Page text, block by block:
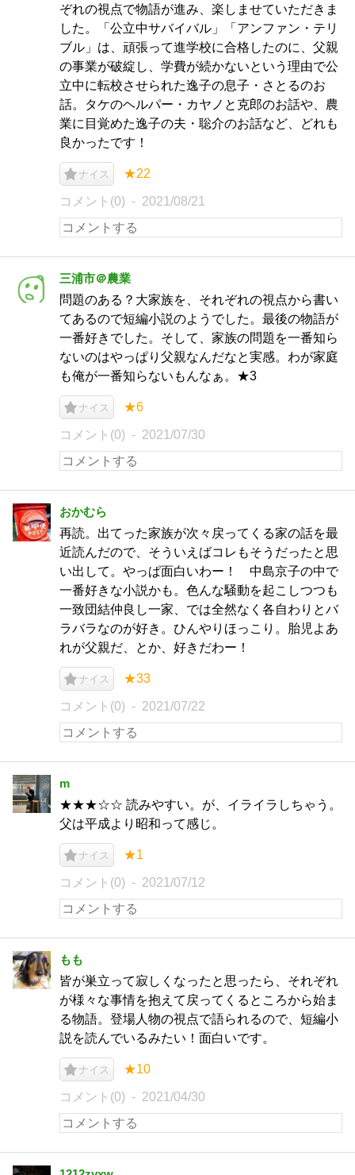
ぞれの視点で物語が進み、楽しませていただきま
した。「公立中サバイバル」「アンファン・テリ
ブル」は、頑張って進学校に合格したのに、父親
の事業が破綻し、学費が続かないという理由で公
立中に転校させられた逸子の息子・さとるのお
話。タケのヘルパー・カヤノと克郎のお話や、農
業に目覚めた逸子の夫・聡介のお話など、どれも
良かったです！
ナイス ★22
コメント(0) 2021/08/21
三浦市＠農業
問題のある？大家族を、それぞれの視点から書い
てあるので短編小説のようでした。最後の物語が
一番好きでした。そして、家族の問題を一番知ら
ないのはやっぱり父親なんだなと実感。わが家庭
も俺が一番知らないもんなぁ。★3
ナイス ★6
コメント(0) 2021/07/30
おかむら
再読。出てった家族が次々戻ってくる家の話を最
近読んだので、そういえばコレもそうだったと思
い出して。やっぱ面白いわー！ 中島京子の中で
一番好きな小説かも。色んな騒動を起こしつつも
一致団結仲良し一家、では全然なく各自わりとバ
ラバラなのが好き。ひんやりほっこり。胎児よあ
れが父親だ、とか、好きだわー！
ナイス ★33
コメント(0) 2021/07/22
m
★★★☆☆ 読みやすい。が、イライラしちゃう。
父は平成より昭和って感じ。
ナイス ★1
コメント(0) 2021/07/12
もも
皆が巣立って寂しくなったと思ったら、それぞれ
が様々な事情を抱えて戻ってくるところから始ま
る物語。登場人物の視点で語られるので、短編小
説を読んでいるみたい！面白いです。
ナイス ★10
コメント(0) 2021/04/30